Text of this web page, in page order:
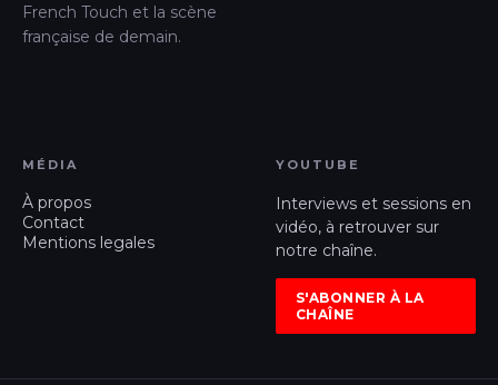
French Touch et la scène
française de demain.
MÉDIA
À propos
Contact
Mentions legales
YOUTUBE
Interviews et sessions en
vidéo, à retrouver sur
notre chaîne.
S'ABONNER À LA
CHAÎNE